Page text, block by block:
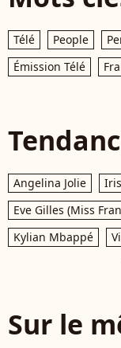
Télé People
Émission Télé
Angelina Jolie
Eve Gilles (Miss
Kylian Mbappé
Sur le